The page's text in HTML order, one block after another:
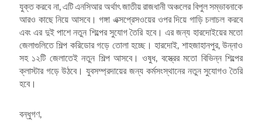
যুক্ত করবে না, এটি এনসিআর অর্থাৎ জাতীয় রাজধানী অঞ্চলের বিপুল সম্ভাবনাকে
আরও কাছে নিয়ে আসবে। গঙ্গা এক্সপ্রেসওয়ের ওপর দিয়ে গাড়ি চলাচল করবে
এবং এর দুই পাশে নতুন শিল্পের সুযোগ তৈরি হবে। এর জন্য হারদোইয়ের মতো
জেলাগুলিতে শিল্প করিডোর গড়ে তোলা হচ্ছে। হারদোই, শাহজাহানপুর, উন্নাও
সহ ১২টি জেলাতেই নতুন শিল্প আসবে। ওষুধ, বস্ত্রের মতো বিভিন্ন শিল্পের
ক্লাস্টার গড়ে উঠবে। যুবসম্প্রদায়ের জন্য কর্মসংস্থানের নতুন সুযোগও তৈরি
হবে।
বন্ধুগণ,